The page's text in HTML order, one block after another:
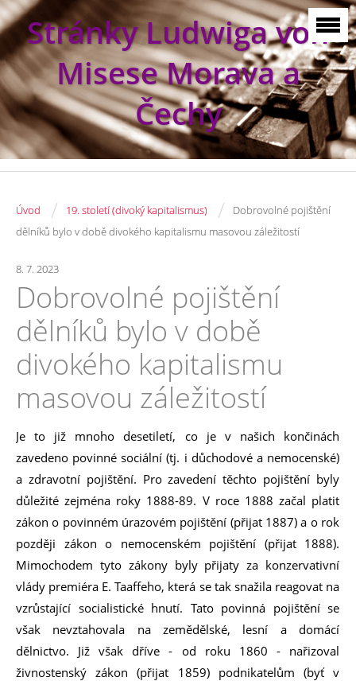
Stránky Ludwiga von
Misese Morava a
Čechy
Úvod / 19. století (divoký kapitalismus) /
Dobrovolné pojištění
dělníků bylo v době divokého kapitalismu masovou záležitostí
8. 7. 2023
Dobrovolné pojištění
dělníků bylo v době
divokého kapitalismu
masovou záležitostí
Je to již mnoho desetiletí, co je v našich končinách
zavedeno povinné sociální (tj. i důchodové a nemocenské)
a zdravotní pojištění. Pro zavedení těchto pojištění byly
důležité zejména roky 1888-89. V roce 1888 začal platit
zákon o povinném úrazovém pojištění (přijat 1887) a o rok
později zákon o nemocenském pojištění (přijat 1888).
Mimochodem tyto zákony byly přijaty za konzervativní
vlády premiéra E. Taaffeho, která se tak snažila reagovat na
vzrůstající socialistické hnutí. Tato povinná pojištění se
však nevztahovala na zemědělské, lesní a domácí
dělnictvo. Již však dříve - od roku 1860 - nařizoval
živnostenský zákon (přijat 1859) podnikatelům (byť v